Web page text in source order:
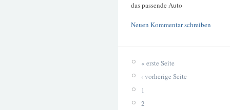
das passende Auto
Neuen Kommentar schreiben
« erste Seite
‹ vorherige Seite
1
2